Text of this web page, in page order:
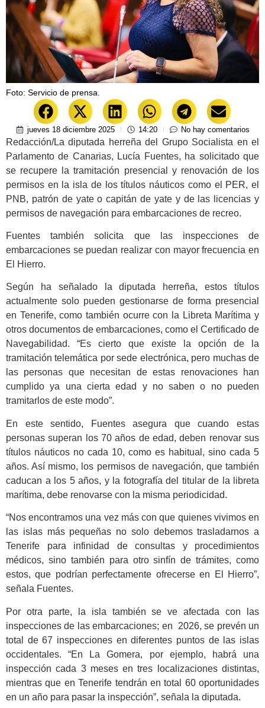
Foto: Servicio de prensa.
jueves 18 diciembre 2025 14:20 No hay comentarios
Redacción/La diputada herreña del Grupo Socialista en el
Parlamento de Canarias, Lucía Fuentes, ha solicitado que
se recupere la tramitación presencial y renovación de los
permisos en la isla de los títulos náuticos como el PER, el
PNB, patrón de yate o capitán de yate y de las licencias y
permisos de navegación para embarcaciones de recreo.
Fuentes también solicita que las inspecciones de
embarcaciones se puedan realizar con mayor frecuencia en
El Hierro.
Según ha señalado la diputada herreña, estos títulos
actualmente solo pueden gestionarse de forma presencial
en Tenerife, como también ocurre con la Libreta Marítima y
otros documentos de embarcaciones, como el Certificado de
Navegabilidad. “Es cierto que existe la opción de la
tramitación telemática por sede electrónica, pero muchas de
las personas que necesitan de estas renovaciones han
cumplido ya una cierta edad y no saben o no pueden
tramitarlos de este modo”.
En este sentido, Fuentes asegura que cuando estas
personas superan los 70 años de edad, deben renovar sus
títulos náuticos no cada 10, como es habitual, sino cada 5
años. Así mismo, los permisos de navegación, que también
caducan a los 5 años, y la fotografía del titular de la libreta
marítima, debe renovarse con la misma periodicidad.
“Nos encontramos una vez más con que quienes vivimos en
las islas más pequeñas no solo debemos trasladarnos a
Tenerife para infinidad de consultas y procedimientos
médicos, sino también para otro sinfín de trámites, como
estos, que podrían perfectamente ofrecerse en El Hierro”,
señala Fuentes.
Por otra parte, la isla también se ve afectada con las
inspecciones de las embarcaciones; en 2026, se prevén un
total de 67 inspecciones en diferentes puntos de las islas
occidentales. “En La Gomera, por ejemplo, habrá una
inspección cada 3 meses en tres localizaciones distintas,
mientras que en Tenerife tendrán en total 60 oportunidades
en un año para pasar la inspección”, señala la diputada.